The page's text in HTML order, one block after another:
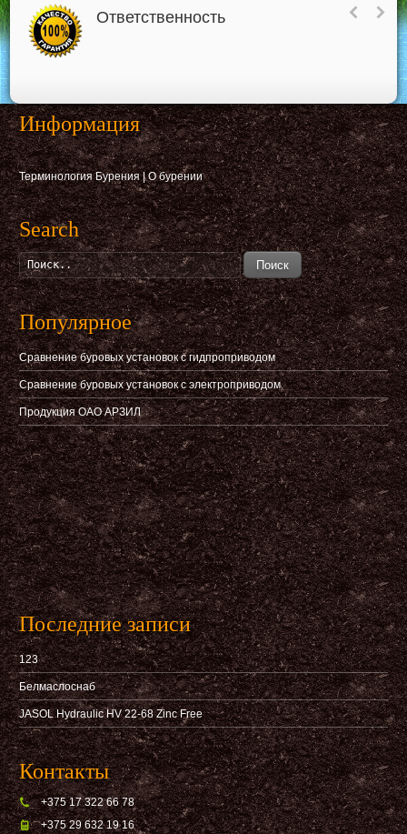
Ответственность
Информация
Терминология Бурения|О бурении
Search
Поиск
Популярное
Сравнение буровых установок с гидпроприводом
Сравнение буровых установок с электроприводом
Продукция ОАО АРЗИЛ
Последние записи
123
Белмаслоснаб
JASOL Hydraulic HV 22-68 Zinc Free
Контакты
+375 17 322 66 78
+375 29 632 19 16